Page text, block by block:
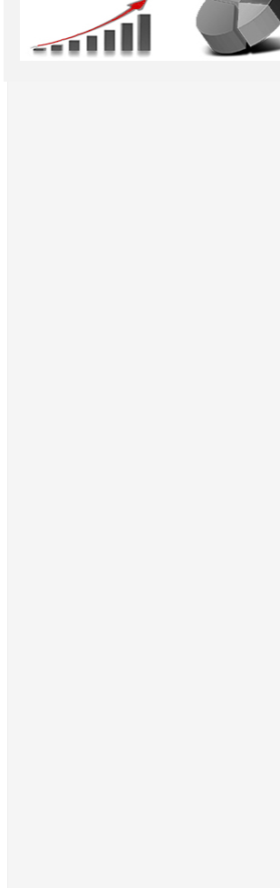
Ворог завдав комбінованого
двоє поранених. Ще десятеро
після атаки БПЛА по ринку на
Приїхав за паспортом та
до українських військових